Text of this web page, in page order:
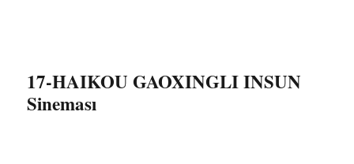
17-HAIKOU GAOXINGLI INSUN
Sineması